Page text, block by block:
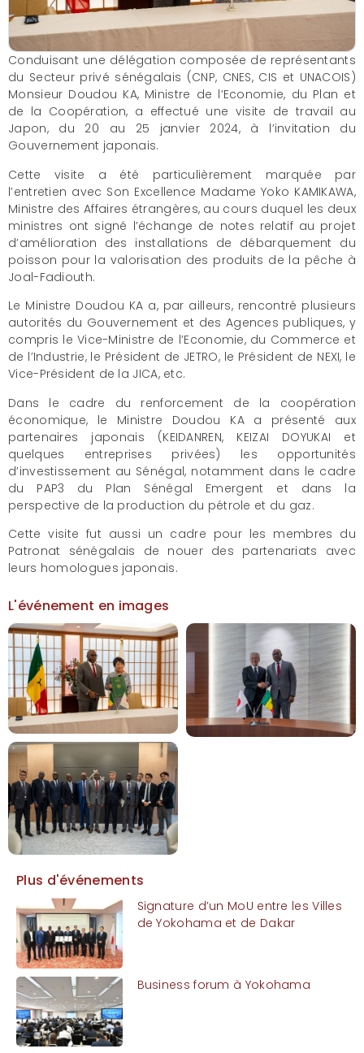
Conduisant une délégation composée de représentants
du Secteur privé sénégalais (CNP, CNES, CIS et UNACOIS)
Monsieur Doudou KA, Ministre de l’Economie, du Plan et
de la Coopération, a effectué une visite de travail au
Japon, du 20 au 25 janvier 2024, à l’invitation du
Gouvernement japonais.
Cette visite a été particulièrement marquée par
l’entretien avec Son Excellence Madame Yoko KAMIKAWA,
Ministre des Affaires étrangères, au cours duquel les deux
ministres ont signé l’échange de notes relatif au projet
d’amélioration des installations de débarquement du
poisson pour la valorisation des produits de la pêche à
Joal-Fadiouth.
Le Ministre Doudou KA a, par ailleurs, rencontré plusieurs
autorités du Gouvernement et des Agences publiques, y
compris le Vice-Ministre de l’Economie, du Commerce et
de l’Industrie, le Président de JETRO, le Président de NEXI, le
Vice-Président de la JICA, etc.
Dans le cadre du renforcement de la coopération
économique, le Ministre Doudou KA a présenté aux
partenaires japonais (KEIDANREN, KEIZAI DOYUKAI et
quelques entreprises privées) les opportunités
d’investissement au Sénégal, notamment dans le cadre
du PAP3 du Plan Sénégal Emergent et dans la
perspective de la production du pétrole et du gaz.
Cette visite fut aussi un cadre pour les membres du
Patronat sénégalais de nouer des partenariats avec
leurs homologues japonais.
L'événement en images
Plus d'événements
Signature d’un MoU entre les Villes
de Yokohama et de Dakar
Business forum à Yokohama